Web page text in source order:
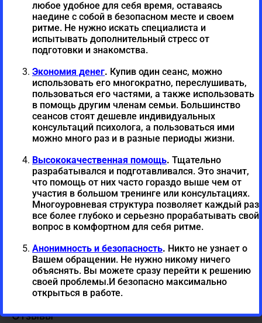
самочувствия. Различные
состояния личности для
увеличения потенциала.
В корзину
Артикул
RUWeb01+RU006
Категории
медитации,женщине ,здоровье,пакеты
самопознание ,улучшение жизни
Share this page with
Facebook Email Pinterest Twitter
VK Telegram WhatsApp
Skype
Отзывы (0)
Отзывы
любое удобное для себя время, оставаясь
наедине с собой в безопасном месте и своем
ритме. Не нужно искать специалиста и
испытывать дополнительный стресс от
подготовки и знакомства.
Экономия денег. Купив один сеанс, можно
использовать его многократно, переслушивать,
пользоваться его частями, а также использовать
в помощь другим членам семьи. Большинство
сеансов стоят дешевле индивидуальных
консультаций психолога, а пользоваться ими
можно много раз и в разные периоды жизни.
Высококачественная помощь. Тщательно
разрабатывался и подготавливался. Это значит,
что помощь от них часто гораздо выше чем от
участия в большом тренинге или консультациях.
Многоуровневая структура позволяет каждый раз
все более глубоко и серьезно прорабатывать свой
вопрос в комфортном для себя ритме.
Анонимность и безопасность. Никто не узнает о
Вашем обращении. Не нужно никому ничего
объяснять. Вы можете сразу перейти к решению
своей проблемы.И безопасно максимально
открыться в работе.